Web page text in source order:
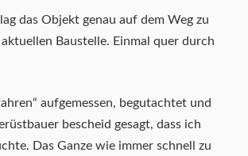
das Objekt genau auf dem Weg zu
Baustelle. Einmal quer durch
aufgemessen, begutachtet und
bescheid gesagt, dass ich
Das Ganze wie immer schnell zu